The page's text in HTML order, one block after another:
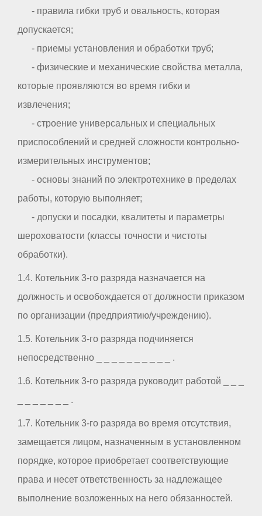
- правила гибки труб и овальность, которая
допускается;
- приемы установления и обработки труб;
- физические и механические свойства металла,
которые проявляются во время гибки и
извлечения;
- строение универсальных и специальных
приспособлений и средней сложности контрольно-
измерительных инструментов;
- основы знаний по электротехнике в пределах
работы, которую выполняет;
- допуски и посадки, квалитеты и параметры
шероховатости (классы точности и чистоты
обработки).
1.4. Котельник 3-го разряда назначается на
должность и освобождается от должности приказом
по организации (предприятию/учреждению).
1.5. Котельник 3-го разряда подчиняется
непосредственно _ _ _ _ _ _ _ _ _ _ .
1.6. Котельник 3-го разряда руководит работой _ _ _
_ _ _ _ _ _ _ .
1.7. Котельник 3-го разряда во время отсутствия,
замещается лицом, назначенным в установленном
порядке, которое приобретает соответствующие
права и несет ответственность за надлежащее
выполнение возложенных на него обязанностей.